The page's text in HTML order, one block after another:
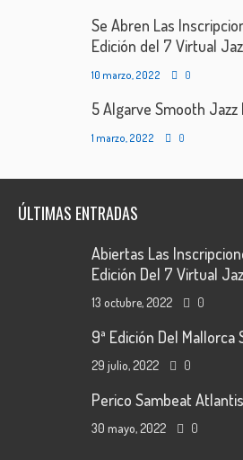
Se Abren Las
Edición del 7 Virtual
10 marzo, 2022 0
5 Algarve Smooth Jazz
1 marzo, 2022 0
ÚLTIMAS ENTRADAS
Abiertas Las
Edición Del 7 Virtual
13 octubre, 2022 0
9ª Edición Del
29 julio, 2022 0
Perico Sambeat Atlantis
30 mayo, 2022 0